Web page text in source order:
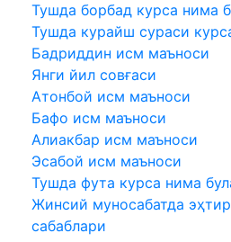
Тушда борбад курса нима
Тушда курайш сураси
Бадриддин исм маъноси
Янги йил совғаси
Атонбой исм маъноси
Бафо исм маъноси
Алиакбар исм маъноси
Эсабой исм маъноси
Тушда фута курса нима
Жинсий муносабатда
сабаблари